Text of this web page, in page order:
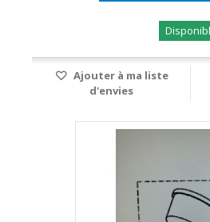
Ajouter à ma liste
d'envies